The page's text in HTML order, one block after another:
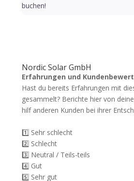
buchen!
Nordic Solar GmbH
Erfahrungen und
Hast du bereits Erfahrungen mit
gesammelt? Berichte hier von
hilf anderen Kunden bei ihrer
1️⃣ Sehr schlecht
2️⃣ Schlecht
3️⃣ Neutral / Teils-teils
4️⃣ Gut
5️⃣ Sehr gut